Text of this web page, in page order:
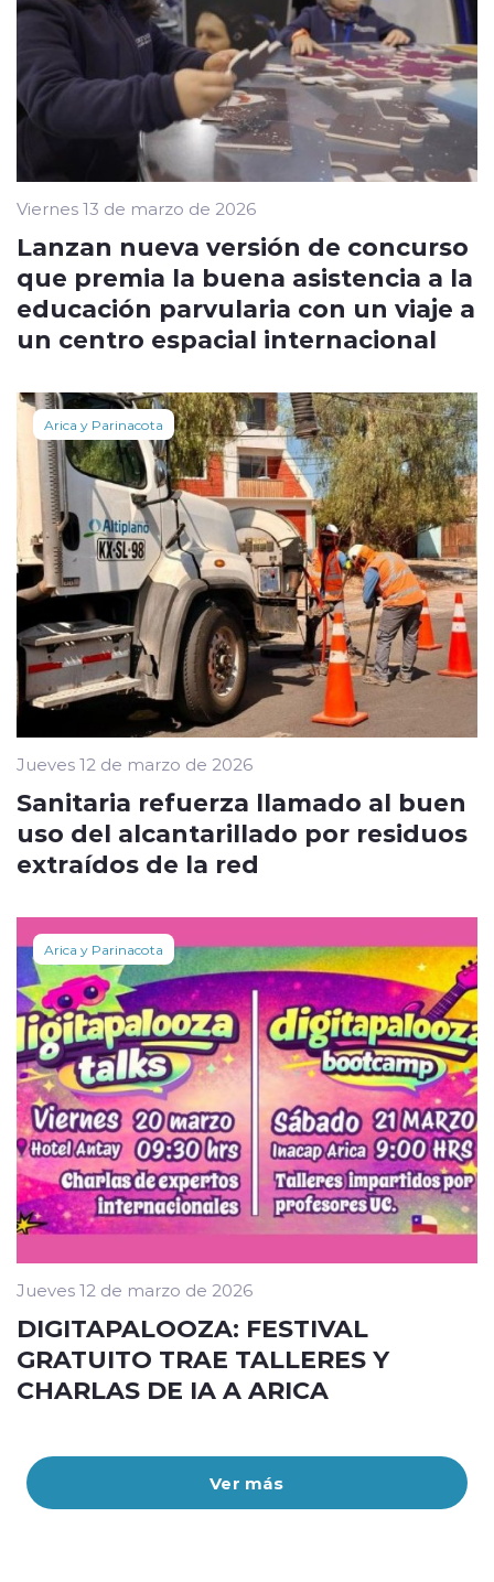
Ver más
Viernes 13 de marzo de 2026
Lanzan nueva versión de concurso
que premia la buena asistencia a la
educación parvularia con un viaje a
un centro espacial internacional
Arica y Parinacota
Jueves 12 de marzo de 2026
Sanitaria refuerza llamado al buen
uso del alcantarillado por residuos
extraídos de la red
Arica y Parinacota
Jueves 12 de marzo de 2026
DIGITAPALOOZA: FESTIVAL
GRATUITO TRAE TALLERES Y
CHARLAS DE IA A ARICA